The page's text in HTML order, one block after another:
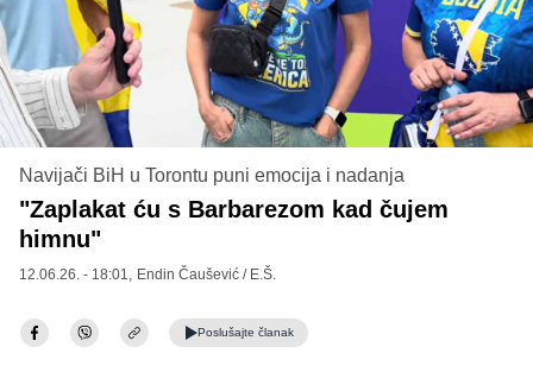
Navijači BiH u Torontu puni emocija i nadanja
"Zaplakat ću s Barbarezom kad čujem
himnu"
12.06.26. - 18:01, Endin Čaušević / E.Š.
Poslušajte članak